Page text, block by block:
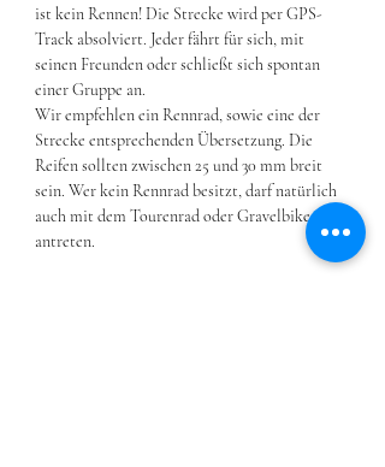
ist kein Rennen! Die Strecke wird per GPS-
Track absolviert. Jeder fährt für sich, mit
seinen Freunden oder schließt sich spontan
einer Gruppe an.
Wir empfehlen ein Rennrad, sowie eine der
Strecke entsprechenden Übersetzung. Die
Reifen sollten zwischen 25 und 30 mm breit
sein. Wer kein Rennrad besitzt, darf natürlich
auch mit dem Tourenrad oder Gravelbike
antreten.